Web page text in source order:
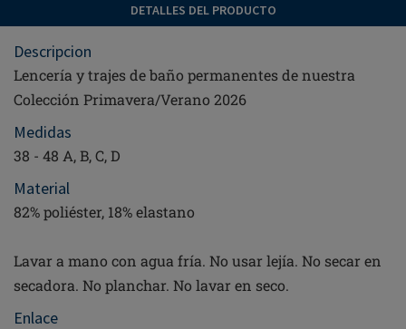
DETALLES DEL PRODUCTO
Descripcion
Lencería y trajes de baño permanentes de nuestra
Colección Primavera/Verano 2026
Medidas
38 - 48 A, B, C, D
Material
82% poliéster, 18% elastano
Lavar a mano con agua fría. No usar lejía. No secar en
secadora. No planchar. No lavar en seco.
Enlace